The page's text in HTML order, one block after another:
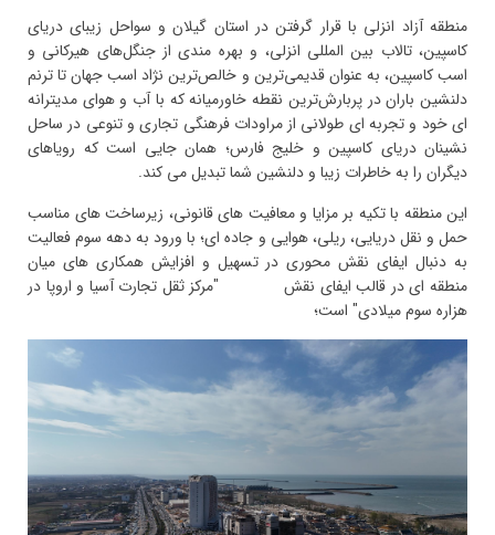
منطقه آزاد انزلی با قرار گرفتن در استان گیلان و سواحل زیبای دریای
کاسپین، تالاب بین المللی انزلی، و بهره مندی از جنگل‌های هیرکانی و
اسب کاسپین، به عنوان قدیمی‌ترین و خالص‌ترین نژاد اسب جهان تا ترنم
دلنشین باران در پربارش‌ترین نقطه خاورمیانه که با آب و هوای مدیترانه
ای خود و تجربه ای طولانی از مراودات فرهنگی تجاری و تنوعی در ساحل
نشینان دریای کاسپین و خلیج فارس؛ همان جایی است که رویاهای
دیگران را به خاطرات زیبا و دلنشین شما تبدیل می کند.
این منطقه با تکیه بر مزایا و معافیت های قانونی، زیرساخت های مناسب
حمل و نقل دریایی، ریلی، هوایی و جاده ای؛ با ورود به دهه سوم فعالیت
به دنبال ایفای نقش محوری در تسهیل و افزایش همکاری های میان
منطقه ای در قالب ایفای نقش "مرکز ثقل تجارت آسیا و اروپا در
هزاره سوم میلادی" است؛